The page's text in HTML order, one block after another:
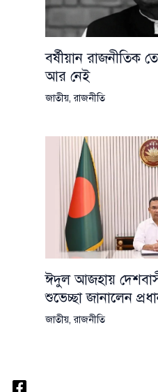
বর্ষীয়ান রাজনীতিক
আর নেই
জাতীয়,রাজনীতি
ঈদুল আজহায়
শুভেচ্ছা জানালেন
জাতীয়,রাজনীতি